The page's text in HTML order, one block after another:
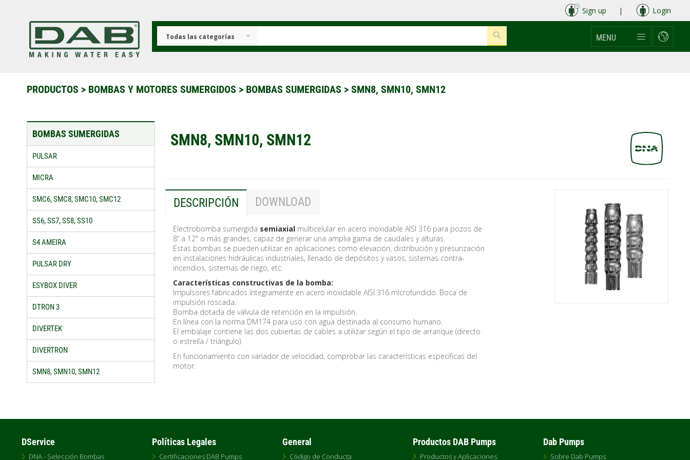
contenido
Sign up | Login
Todas las categorías MENU
PRODUCTOS > BOMBAS Y MOTORES SUMERGIDOS > BOMBAS SUMERGIDAS > SMN8, SMN10, SMN12
BOMBAS SUMERGIDAS
PULSAR
MICRA
SMC6, SMC8, SMC10, SMC12
SS6, SS7, SS8, SS10
S4 AMEIRA
PULSAR DRY
ESYBOX DIVER
DTRON 3
DIVERTEK
DIVERTRON
SMN8, SMN10, SMN12
SMN8, SMN10, SMN12
DESCRIPCIÓN DOWNLOAD
Electrobomba sumergida semiaxial multicelular en acero inoxidable AISI 316 para pozos de
8“ a 12" o más grandes, capaz de generar una amplia gama de caudales y alturas.
Estas bombas se pueden utilizar en aplicaciones como elevación, distribución y presurización
en instalaciones hidráulicas industriales, llenado de depósitos y vasos, sistemas contra-
incendios, sistemas de riego, etc.
Características constructivas de la bomba:
Impulsores fabricados íntegramente en acero inoxidable AISI 316 microfundido. Boca de
impulsión roscada.
Bomba dotada de válvula de retención en la impulsión.
En línea con la norma DM174 para uso con agua destinada al consumo humano.
El embalaje contiene las dos cubiertas de cables a utilizar según el tipo de arranque (directo
o estrella / triángulo).
En funcionamiento con variador de velocidad, comprobar las características específicas del
motor.
DService
DNA - Selección Bombas
Políticas Legales
Certificaciones DAB Pumps
General
Código de Conducta
Productos DAB Pumps
Productos y Aplicaciones
Dab Pumps
Sobre Dab Pumps